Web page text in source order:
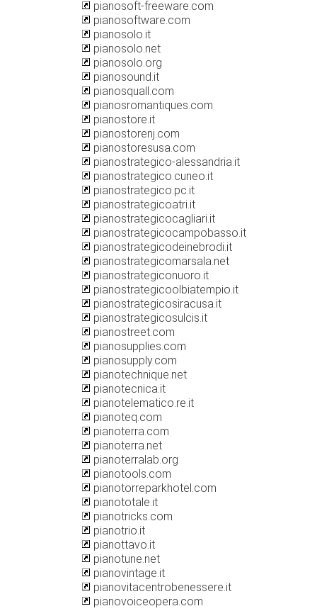
pianosoft-freeware.com
pianosoftware.com
pianosolo.it
pianosolo.net
pianosolo.org
pianosound.it
pianosquall.com
pianosromantiques.com
pianostore.it
pianostorenj.com
pianostoresusa.com
pianostrategico-alessandria.it
pianostrategico.cuneo.it
pianostrategico.pc.it
pianostrategicoatri.it
pianostrategicocagliari.it
pianostrategicocampobasso.it
pianostrategicodeinebrodi.it
pianostrategicomarsala.net
pianostrategiconuoro.it
pianostrategicoolbiatempio.it
pianostrategicosiracusa.it
pianostrategicosulcis.it
pianostreet.com
pianosupplies.com
pianosupply.com
pianotechnique.net
pianotecnica.it
pianotelematico.re.it
pianoteq.com
pianoterra.com
pianoterra.net
pianoterralab.org
pianotools.com
pianotorreparkhotel.com
pianototale.it
pianotricks.com
pianotrio.it
pianottavo.it
pianotune.net
pianovintage.it
pianovitacentrobenessere.it
pianovoiceopera.com